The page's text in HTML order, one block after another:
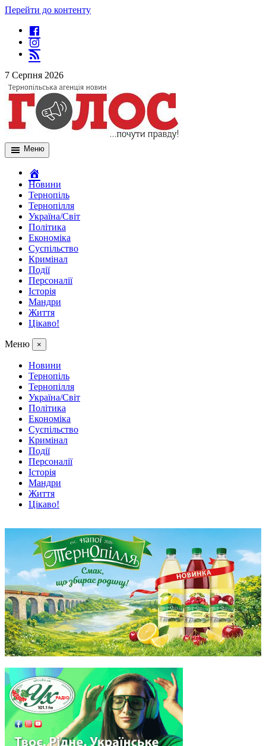
Перейти до контенту
7 Серпня 2026
Меню
Новини
Тернопіль
Тернопілля
Україна/Світ
Політика
Економіка
Суспільство
Кримінал
Події
Персоналії
Історія
Мандри
Життя
Цікаво!
Меню ×
Новини
Тернопіль
Тернопілля
Україна/Світ
Політика
Економіка
Суспільство
Кримінал
Події
Персоналії
Історія
Мандри
Життя
Цікаво!